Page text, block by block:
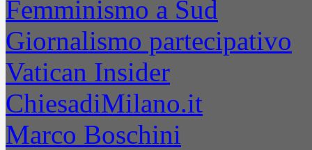
Femminismo a Sud
Giornalismo partecipativo
Vatican Insider
ChiesadiMilano.it
Marco Boschini